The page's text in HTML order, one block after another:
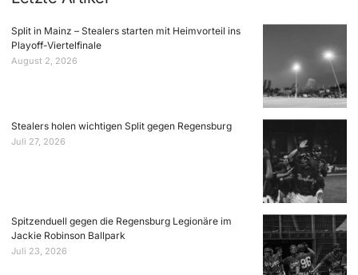
Split in Mainz – Stealers starten mit Heimvorteil ins
Playoff-Viertelfinale
August 2, 2026
Stealers holen wichtigen Split gegen Regensburg
Juli 27, 2026
Spitzenduell gegen die Regensburg Legionäre im
Jackie Robinson Ballpark
Juli 23, 2026